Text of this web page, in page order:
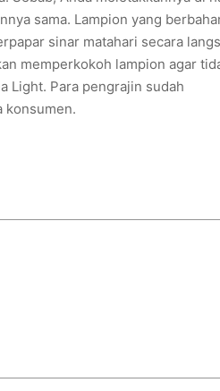
sama. Lampion yang
sinar matahari secara
memperkokoh lampion agar
Light. Para pengrajin sudah
konsumen.